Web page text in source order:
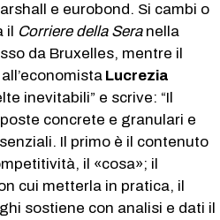
e eurobond. Si cambi o
il Corriere della Seranella
da Bruxelles, mentre il
Lucrezia
inevitabili” e scrive: “Il
concrete e granulari e
Il primo è il contenuto
il «cosa»; il
cui metterla in pratica, il
sostiene con analisi e dati il